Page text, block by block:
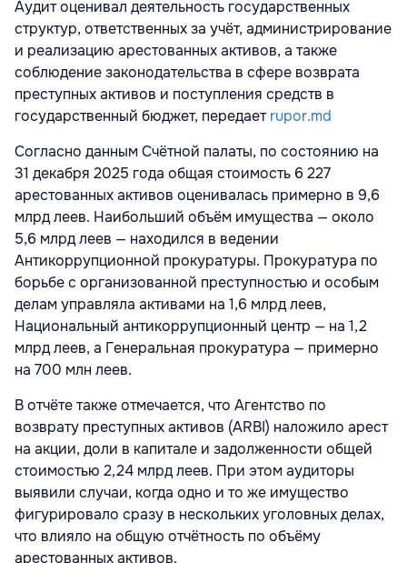
Аудит оценивал деятельность государственных
структур, ответственных за учёт, администрирование
и реализацию арестованных активов, а также
соблюдение законодательства в сфере возврата
преступных активов и поступления средств в
государственный бюджет, передаетrupor.md
Согласно данным Счётной палаты, по состоянию на
31 декабря 2025 года общая стоимость 6 227
арестованных активов оценивалась примерно в 9,6
млрд леев. Наибольший объём имущества — около
5,6 млрд леев — находился в ведении
Антикоррупционной прокуратуры. Прокуратура по
борьбе с организованной преступностью и особым
делам управляла активами на 1,6 млрд леев,
Национальный антикоррупционный центр — на 1,2
млрд леев, а Генеральная прокуратура — примерно
на 700 млн леев.
В отчёте также отмечается, что Агентство по
возврату преступных активов (ARBI) наложило арест
на акции, доли в капитале и задолженности общей
стоимостью 2,24 млрд леев. При этом аудиторы
выявили случаи, когда одно и то же имущество
фигурировало сразу в нескольких уголовных делах,
что влияло на общую отчётность по объёму
арестованных активов.